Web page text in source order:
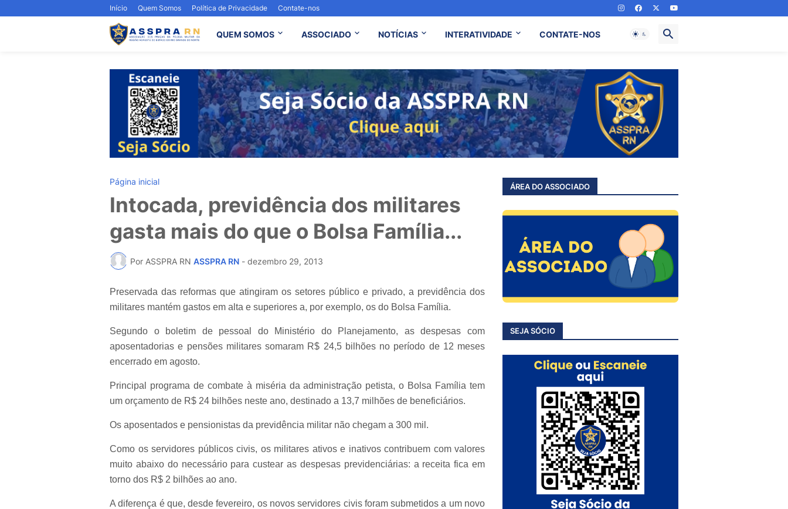
Início Quem Somos Política de Privacidade Contate-nos
QUEM SOMOS ASSOCIADO NOTÍCIAS INTERATIVIDADE CONTATE-NOS
Página inicial
Intocada, previdência dos militares
gasta mais do que o Bolsa Família...
Por ASSPRA RN ASSPRA RN - dezembro 29, 2013
Preservada das reformas que atingiram os setores público e privado, a previdência dos
militares mantém gastos em alta e superiores a, por exemplo, os do Bolsa Família.
Segundo o boletim de pessoal do Ministério do Planejamento, as despesas com
aposentadorias e pensões militares somaram R$ 24,5 bilhões no período de 12 meses
encerrado em agosto.
Principal programa de combate à miséria da administração petista, o Bolsa Família tem
um orçamento de R$ 24 bilhões neste ano, destinado a 13,7 milhões de beneficiários.
Os aposentados e pensionistas da previdência militar não chegam a 300 mil.
Como os servidores públicos civis, os militares ativos e inativos contribuem com valores
muito abaixo do necessário para custear as despesas previdenciárias: a receita fica em
torno dos R$ 2 bilhões ao ano.
A diferença é que, desde fevereiro, os novos servidores civis foram submetidos a um novo
ÁREA DO ASSOCIADO
SEJA SÓCIO